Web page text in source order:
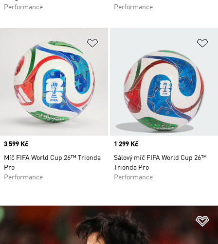
Performance
Performance
Price
3 599 Kč
Míč FIFA World Cup 26™ Trionda
Pro
Performance
Price
1 299 Kč
Sálový míč FIFA World Cup 26™
Trionda Pro
Performance